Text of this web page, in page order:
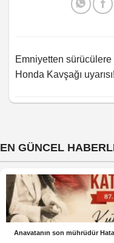
Emniyetten sürücülere
Honda Kavşağı uyarısı!
EN GÜNCEL
Anavatanın son mührüdür